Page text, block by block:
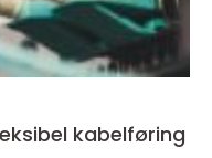
kabelføring